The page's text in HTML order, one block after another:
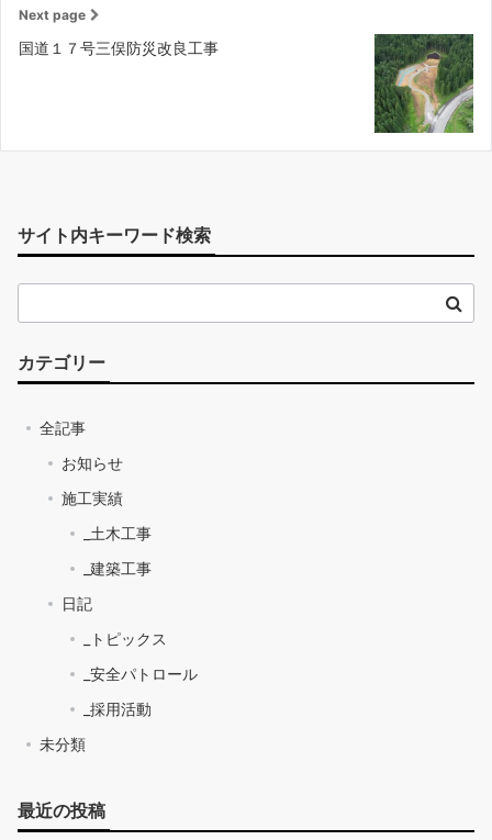
Next page
国道１７号三俣防災改良工事
サイト内キーワード検索
カテゴリー
全記事
お知らせ
施工実績
_土木工事
_建築工事
日記
_トピックス
_安全パトロール
_採用活動
未分類
最近の投稿